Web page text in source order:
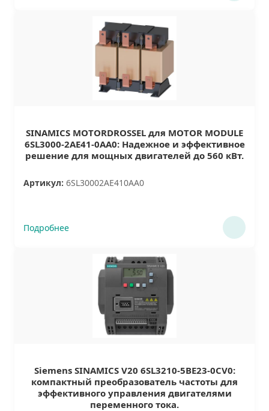
SINAMICS MOTORDROSSEL для MOTOR MODULE
6SL3000-2AE41-0AA0: Надежное и эффективное
решение для мощных двигателей до 560 кВт.
Артикул: 6SL30002AE410AA0
Подробнее
Siemens SINAMICS V20 6SL3210-5BE23-0CV0:
компактный преобразователь частоты для
эффективного управления двигателями
переменного тока.